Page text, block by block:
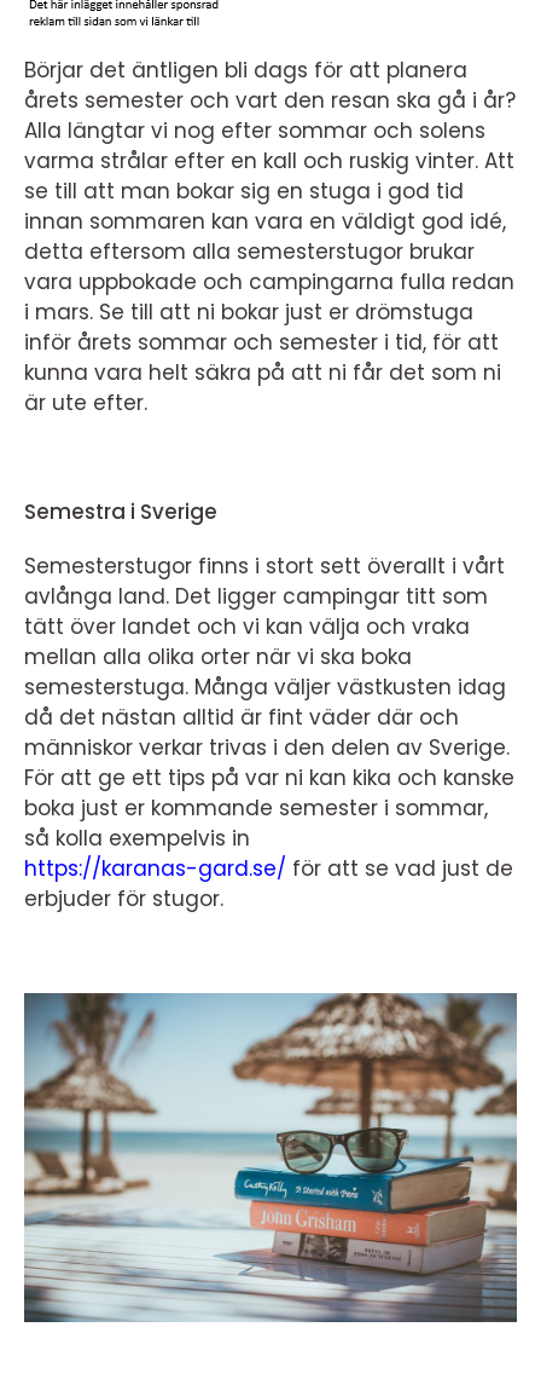
Börjar det äntligen bli dags för att planera
årets semester och vart den resan ska gå i år?
Alla längtar vi nog efter sommar och solens
varma strålar efter en kall och ruskig vinter. Att
se till att man bokar sig en stuga i god tid
innan sommaren kan vara en väldigt god idé,
detta eftersom alla semesterstugor brukar
vara uppbokade och campingarna fulla redan
i mars. Se till att ni bokar just er drömstuga
inför årets sommar och semester i tid, för att
kunna vara helt säkra på att ni får det som ni
är ute efter.
Semestra i Sverige
Semesterstugor finns i stort sett överallt i vårt
avlånga land. Det ligger campingar titt som
tätt över landet och vi kan välja och vraka
mellan alla olika orter när vi ska boka
semesterstuga. Många väljer västkusten idag
då det nästan alltid är fint väder där och
människor verkar trivas i den delen av Sverige.
För att ge ett tips på var ni kan kika och kanske
boka just er kommande semester i sommar,
så kolla exempelvis in
https://karanas-gard.se/ för att se vad just de
erbjuder för stugor.